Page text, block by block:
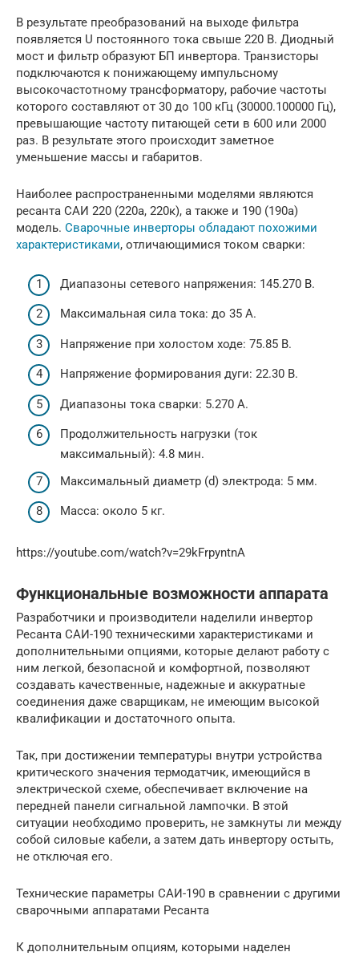
В результате преобразований на выходе фильтра
появляется U постоянного тока свыше 220 В. Диодный
мост и фильтр образуют БП инвертора. Транзисторы
подключаются к понижающему импульсному
высокочастотному трансформатору, рабочие частоты
которого составляют от 30 до 100 кГц (30000.100000 Гц),
превышающие частоту питающей сети в 600 или 2000
раз. В результате этого происходит заметное
уменьшение массы и габаритов.
Наиболее распространенными моделями являются
ресанта САИ 220 (220а, 220к), а также и 190 (190а)
модель. Сварочные инверторы обладают похожими
характеристиками, отличающимися током сварки:
Диапазоны сетевого напряжения: 145.270 В.
Максимальная сила тока: до 35 А.
Напряжение при холостом ходе: 75.85 В.
Напряжение формирования дуги: 22.30 В.
Диапазоны тока сварки: 5.270 А.
Продолжительность нагрузки (ток
максимальный): 4.8 мин.
Максимальный диаметр (d) электрода: 5 мм.
Масса: около 5 кг.
https://youtube.com/watch?v=29kFrpyntnA
Функциональные возможности аппарата
Разработчики и производители наделили инвертор
Ресанта САИ-190 техническими характеристиками и
дополнительными опциями, которые делают работу с
ним легкой, безопасной и комфортной, позволяют
создавать качественные, надежные и аккуратные
соединения даже сварщикам, не имеющим высокой
квалификации и достаточного опыта.
Так, при достижении температуры внутри устройства
критического значения термодатчик, имеющийся в
электрической схеме, обеспечивает включение на
передней панели сигнальной лампочки. В этой
ситуации необходимо проверить, не замкнуты ли между
собой силовые кабели, а затем дать инвертору остыть,
не отключая его.
Технические параметры САИ-190 в сравнении с другими
сварочными аппаратами Ресанта
К дополнительным опциям, которыми наделен